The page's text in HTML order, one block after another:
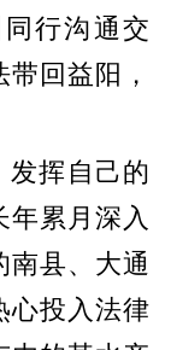
行沟通交
回益阳，
发挥自己的
年累月深入
南县、大通
心投入法律